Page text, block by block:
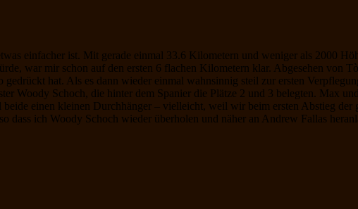
einfacher ist. Mit gerade einmal 33.6 Kilometern und weniger als 2000
war mir schon auf den ersten 6 flachen Kilometern klar. Abgesehen von
hat. Als es dann wieder einmal wahnsinnig steil zur ersten
Woody Schoch, die hinter dem Spanier die Plätze 2 und 3 belegten. Max
einen kleinen Durchhänger – vielleicht, weil wir beim ersten Abstieg der
dass ich Woody Schoch wieder überholen und näher an Andrew Fallas